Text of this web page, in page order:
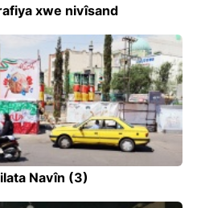
xwe nivîsand
Navîn (3)